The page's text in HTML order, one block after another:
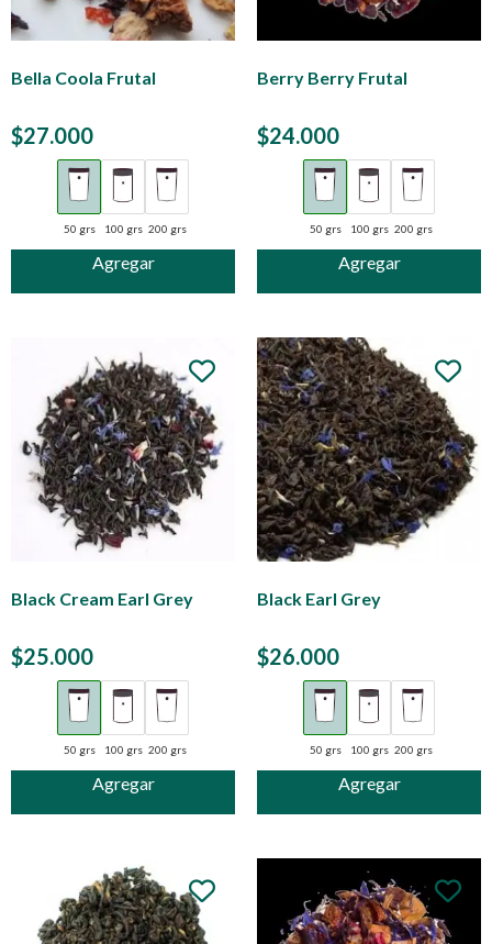
Bella Coola Frutal
$27.000
Agregar
50 grs 100 grs 200 grs
Berry Berry Frutal
$24.000
Agregar
50 grs 100 grs 200 grs
Black Cream Earl Grey
$25.000
Agregar
50 grs 100 grs 200 grs
Black Earl Grey
$26.000
Agregar
50 grs 100 grs 200 grs